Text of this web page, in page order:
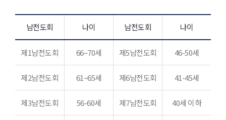
남전도회 나이 남전도회 나이
제1남전도회 66~70세 제5남전도회 46-50세
제2남전도회 61~65세 제6남전도회 41-45세
제3남전도회 56-60세 제7남전도회 40세 이하